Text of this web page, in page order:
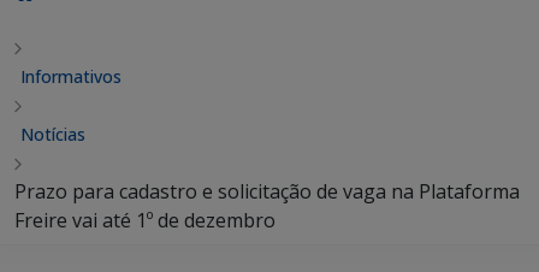
Informativos
Notícias
Prazo para cadastro e solicitação de vaga na Plataforma
Freire vai até 1º de dezembro